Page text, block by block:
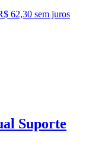
62,30 sem juros
Suporte